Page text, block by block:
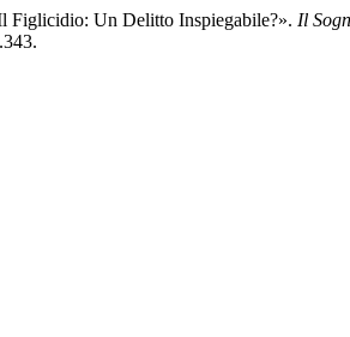
Figlicidio: Un Delitto Inspiegabile?». Il